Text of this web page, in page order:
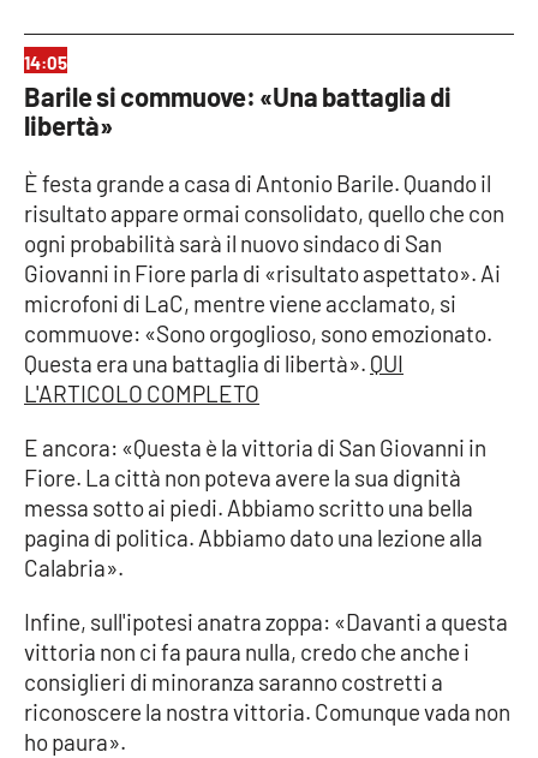
LaC TV
LaC Network
EDIZIONI
LOCALI
Catanzaro
Crotone
Vibo Valentia
Reggio Calabria
Cosenza
Lamezia Terme
PROGETTI
SPECIALI
14:05
Barile si commuove: «Una battaglia di
libertà»
È festa grande a casa di Antonio Barile. Quando il
risultato appare ormai consolidato, quello che con
ogni probabilità sarà il nuovo sindaco di San
Giovanni in Fiore parla di «risultato aspettato». Ai
microfoni di LaC, mentre viene acclamato, si
commuove: «Sono orgoglioso, sono emozionato.
Questa era una battaglia di libertà». QUI
L'ARTICOLO COMPLETO
E ancora: «Questa è la vittoria di San Giovanni in
Fiore. La città non poteva avere la sua dignità
messa sotto ai piedi. Abbiamo scritto una bella
pagina di politica. Abbiamo dato una lezione alla
Calabria».
Infine, sull'ipotesi anatra zoppa: «Davanti a questa
vittoria non ci fa paura nulla, credo che anche i
consiglieri di minoranza saranno costretti a
riconoscere la nostra vittoria. Comunque vada non
ho paura».